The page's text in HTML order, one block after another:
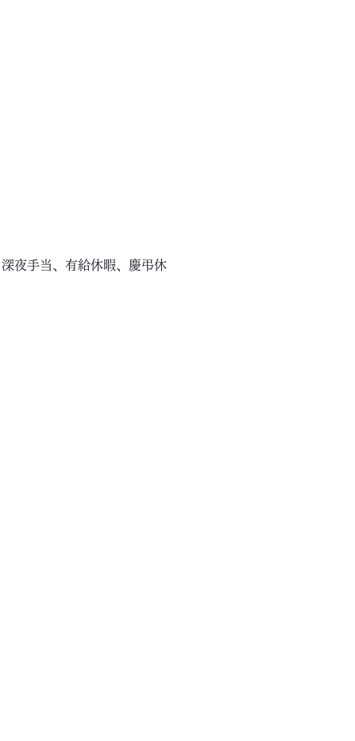
夜手当、有給休暇、慶弔休